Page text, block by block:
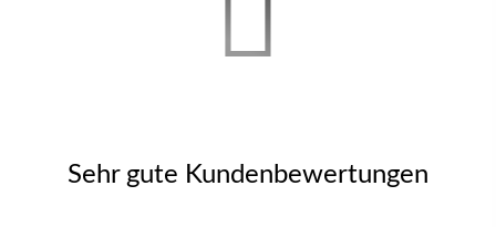
Sehr gute Kundenbewertungen